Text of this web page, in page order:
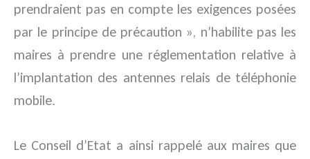
prendraient pas en compte les exigences posées
par le principe de précaution », n’habilite pas les
maires à prendre une réglementation relative à
l’implantation des antennes relais de téléphonie
mobile.
Le Conseil d’Etat a ainsi rappelé aux maires que